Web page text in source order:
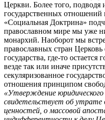
Церкви. Более того, подводя
государственных отношений
«Социальная Доктрина»
православном мире мы уже
монархий. Наоборот мы
православных стран Церковь
государства, где-то остается
везде так или иначе
секуляризованное
отношения принципом
«Утверждение
свидетельствует об утрате
ценностей, о массовой